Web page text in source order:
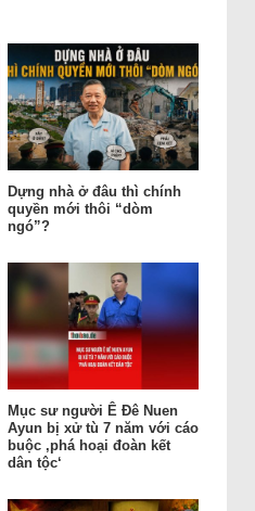
Dựng nhà ở đâu thì chính
quyền mới thôi “dòm
ngó”?
Mục sư người Ê Đê Nuen
Ayun bị xử tù 7 năm với cáo
buộc ‚phá hoại đoàn kết
dân tộc‘